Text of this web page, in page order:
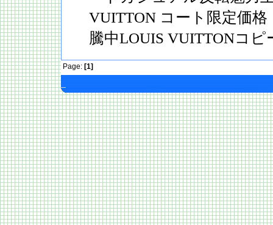
VUITTON コート限定価
騰中LOUIS VUITTONコピ
Page: [1]